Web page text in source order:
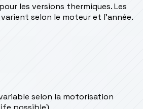
les versions thermiques. Les
selon le moteur et l’année.
selon la motorisation